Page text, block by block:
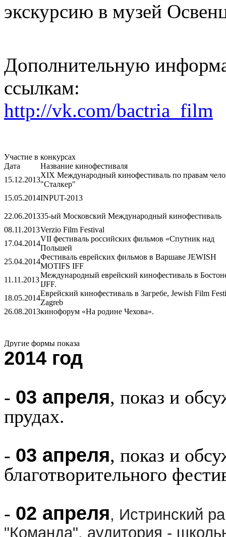
экскурсию в музей
Дополнительную
ссылкам:
http://vk.com/bactria_film
Участие в конкурсах
Дата
Название кинофестиваля
15.12.2013
XIX Международный кинофестиваль по правам
"Сталкер"
15.05.2014INPUT-2013
22.06.201335-ый Московский Международный кинофестиваль
08.11.2013Verzio Film Festival
17.04.2014
VII фестиваль российских фильмов «Спутник над
Польшей
25.04.2014
Фестиваль еврейских фильмов в Варшаве JEWISH
MOTIFS IFF
11.11.2013
Международный еврейский кинофестиваль в
IJFF.
18.05.2014
Еврейский кинофестиваль в Загребе, Jewish Film
Zagreb
26.08.2013кинофорум «На родине Чехова».
Другие формы показа
2014 год
- 03 апреля, показ и
прудах.
- 03 апреля, показ и
благотворительного
- 02 апреля, Истринский
"Команда", аудитория -